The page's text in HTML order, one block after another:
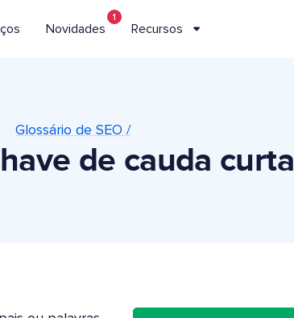
Novidades
1
Recursos
Glossário de SEO /
de cauda curta